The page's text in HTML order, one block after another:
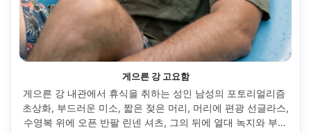
게으른 강 고요함
게으른 강 내관에서 휴식을 취하는 성인 남성의 포토리얼리즘
초상화, 부드러운 미소, 짧은 젖은 머리, 머리에 편광 선글라스,
수영복 위에 오픈 반팔 린넨 셔츠, 그의 뒤에 열대 녹지와 부드